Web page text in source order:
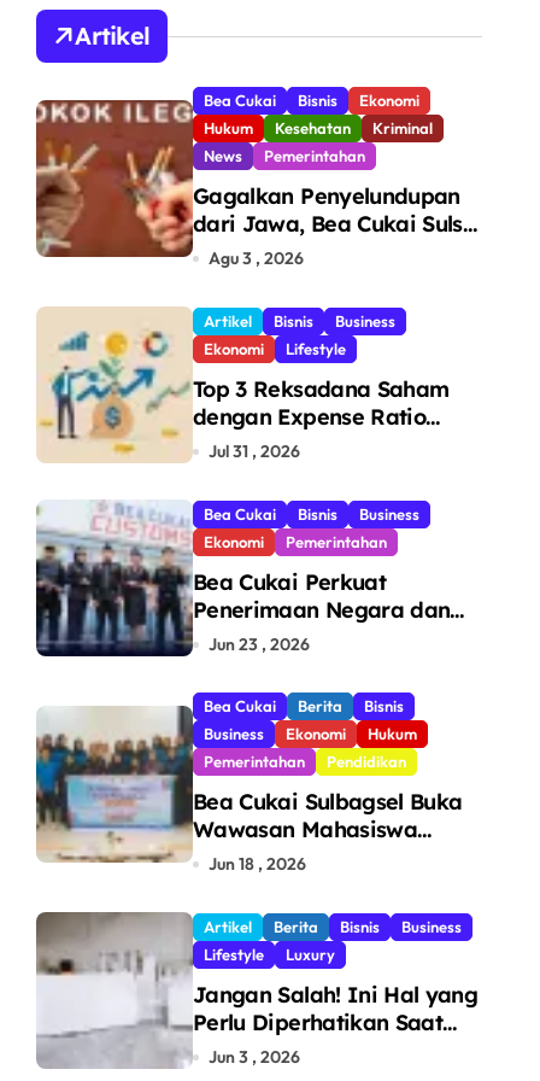
Artikel
Bea Cukai Bisnis
Ekonomi
Hukum
Kesehatan
Kriminal
News
Pemerintahan
Gagalkan Penyelundupan
dari Jawa, Bea Cukai Sulsel
Sita 7,8 Juta Batang Rokok
di Makassar
Agu 3 , 2026
Artikel Bisnis
Business
Ekonomi
Lifestyle
Top 3 Reksadana Saham
dengan Expense Ratio
Terendah
Jul 31 , 2026
Bea Cukai Bisnis
Business
Ekonomi
Pemerintahan
Bea Cukai Perkuat
Penerimaan Negara dan
Pengawasan, Setor Rp123,8
Jun 23 , 2026
Bea Cukai Berita
Bisnis
Business
Ekonomi
Hukum
Pemerintahan
Pendidikan
Bea Cukai Sulbagsel Buka
Wawasan Mahasiswa
Politeknik Bosowa tentang
dan Pencegahan Barang
Ilegal
Jun 18 , 2026
Artikel Berita Bisnis
Business
Lifestyle
Luxury
Jangan Salah! Ini Hal yang
Perlu Diperhatikan Saat
Pasang Big Slab
Jun 3 , 2026